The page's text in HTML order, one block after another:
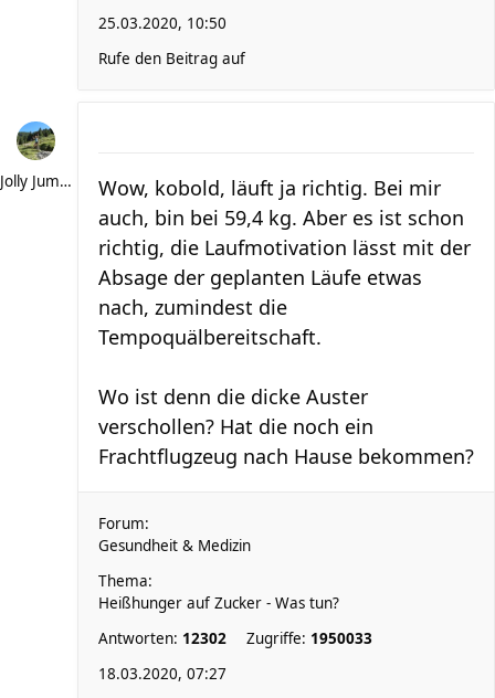
25.03.2020, 10:50
Rufe den Beitrag auf
Jolly Jumper
Wow, kobold, läuft ja richtig. Bei mir
auch, bin bei 59,4 kg. Aber es ist schon
richtig, die Laufmotivation lässt mit der
Absage der geplanten Läufe etwas
nach, zumindest die
Tempoquälbereitschaft.
Wo ist denn die dicke Auster
verschollen? Hat die noch ein
Frachtflugzeug nach Hause bekommen?
Forum:
Gesundheit & Medizin
Thema:
Heißhunger auf Zucker - Was tun?
Antworten: 12302 Zugriffe: 1950033
18.03.2020, 07:27